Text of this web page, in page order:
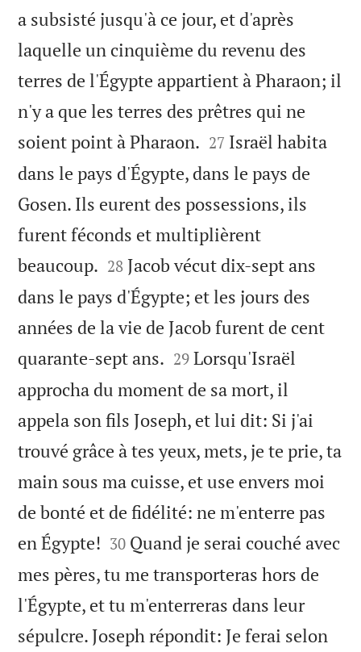
a subsisté jusqu'à ce jour, et d'après
laquelle un cinquième du revenu des
terres de l'Égypte appartient à Pharaon; il
n'y a que les terres des prêtres qui ne
soient point à Pharaon. 

27 Israël habita
dans le pays d'Égypte, dans le pays de
Gosen. Ils eurent des possessions, ils
furent féconds et multiplièrent
beaucoup. 

28 Jacob vécut dix-sept ans
dans le pays d'Égypte; et les jours des
années de la vie de Jacob furent de cent
quarante-sept ans. 

29 Lorsqu'Israël
approcha du moment de sa mort, il
appela son fils Joseph, et lui dit: Si j'ai
trouvé grâce à tes yeux, mets, je te prie, ta
main sous ma cuisse, et use envers moi
de bonté et de fidélité: ne m'enterre pas
en Égypte! 

30 Quand je serai couché avec
mes pères, tu me transporteras hors de
l'Égypte, et tu m'enterreras dans leur
sépulcre. Joseph répondit: Je ferai selon